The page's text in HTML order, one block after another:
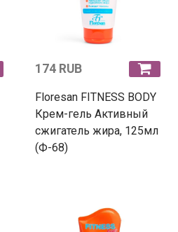
174 RUB
Floresan FITNESS BODY
Крем-гель Активный
сжигатель жира, 125мл
(Ф-68)